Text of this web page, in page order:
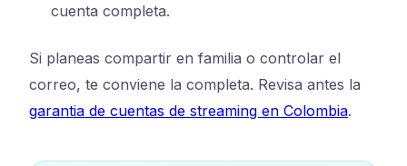
cuenta completa.
Si planeas compartir en familia o controlar el
correo, te conviene la completa. Revisa antes la
garantia de cuentas de streaming en Colombia.